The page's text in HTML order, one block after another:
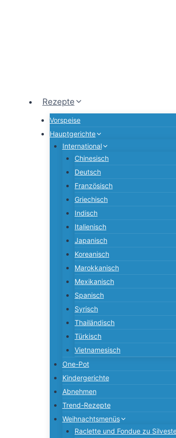
International
Chinesisch
Deutsch
Französisch
Griechisch
Indisch
Italienisch
Japanisch
Koreanisch
Marokkanisch
Mexikanisch
Spanisch
Syrisch
Thailändisch
Türkisch
Vietnamesisch
One-Pot
Kindergerichte
Abnehmen
Trend-Rezepte
Weihnachtsmenüs
Raclette und Fondue zu Silvester
Besucher-Rezepte
Besucher-Rezept einreichen
Beilagen